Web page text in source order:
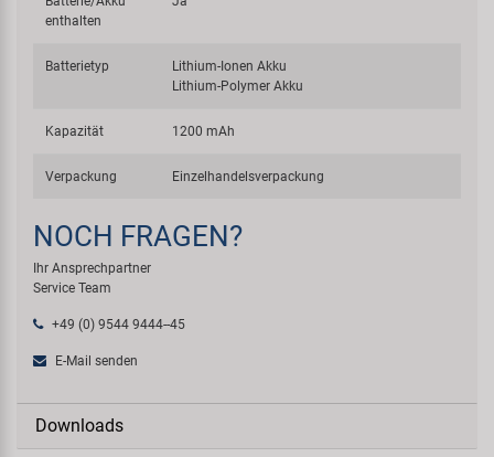
enthalten
Batterietyp
Lithium-Ionen Akku
Lithium-Polymer Akku
Kapazität 1200 mAh
Verpackung Einzelhandelsverpackung
NOCH FRAGEN?
Ihr Ansprechpartner
Service Team
+49 (0) 9544 9444--45
E-Mail senden
Downloads